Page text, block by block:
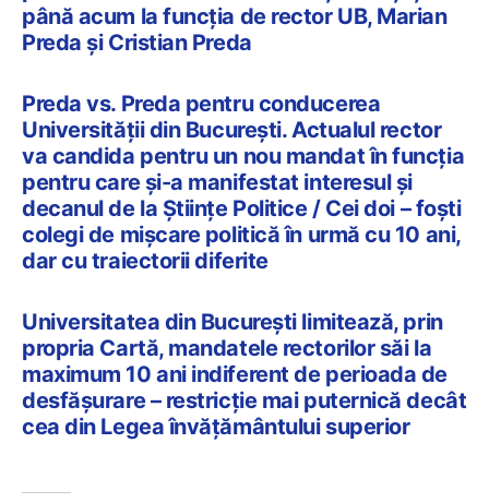
până acum la funcția de rector UB, Marian
Preda și Cristian Preda
Preda vs. Preda pentru conducerea
Universității din București. Actualul rector
va candida pentru un nou mandat în funcția
pentru care și-a manifestat interesul și
decanul de la Științe Politice / Cei doi – foști
colegi de mișcare politică în urmă cu 10 ani,
dar cu traiectorii diferite
Universitatea din București limitează, prin
propria Cartă, mandatele rectorilor săi la
maximum 10 ani indiferent de perioada de
desfășurare – restricție mai puternică decât
cea din Legea învățământului superior